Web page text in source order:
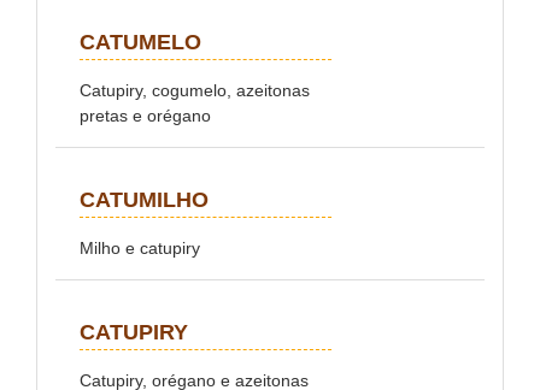
CATUMELO
Catupiry, cogumelo, azeitonas
pretas e orégano
CATUMILHO
Milho e catupiry
CATUPIRY
Catupiry, orégano e azeitonas